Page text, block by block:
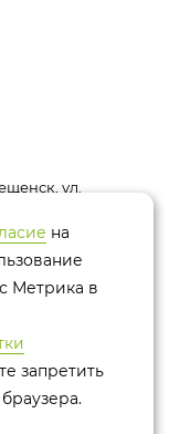
ул.
на
Метрика в
запретить